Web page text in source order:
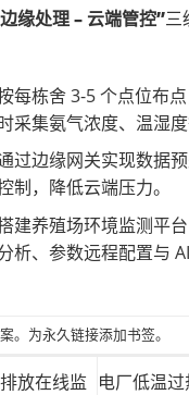
缘处理 – 云端管控”三
每栋舍 3-5 个点位布
采集氨气浓度、温湿度
过边缘网关实现数据
制，降低云端压力。
建养殖场环境监测平
析、参数远程配置与 AI
。为永久链接添加书签。
放在线监 电厂低温